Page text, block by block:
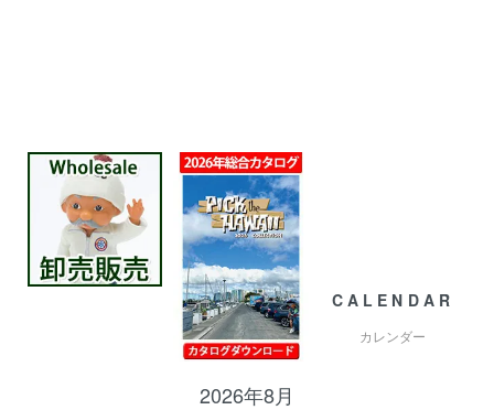
CALENDAR
カレンダー
2026年8月